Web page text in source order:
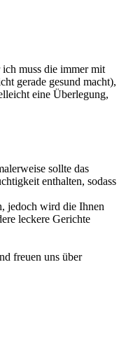
muss die immer mit
gerade gesund macht),
eine Überlegung,
sollte das
enthalten, sodass
jedoch wird die Ihnen
leckere Gerichte
freuen uns über